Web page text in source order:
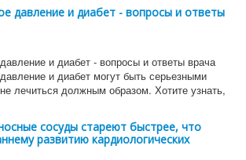
давление и диабет - вопросы и ответы
и диабет - вопросы и ответы врача
и диабет могут быть серьезными
лечиться должным образом. Хотите узнать,
сосуды стареют быстрее, что
развитию кардиологических